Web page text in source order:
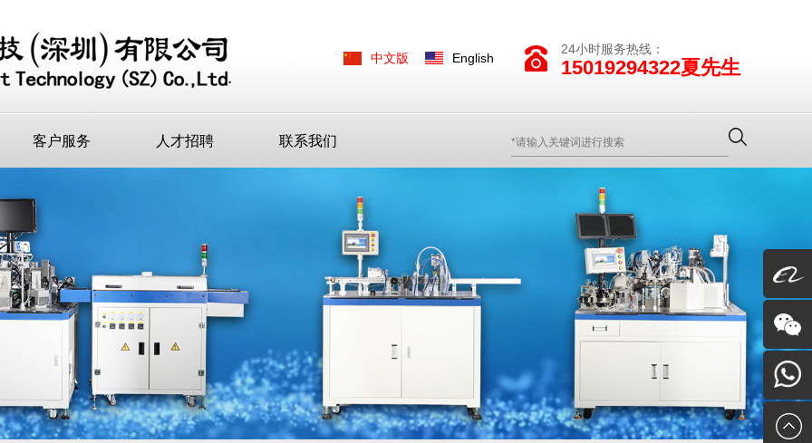
中文版 English
24小时服务热线：
15019294322夏先生
客户服务 人才招聘 联系我们
阿里巴
巴
关注我
+86-